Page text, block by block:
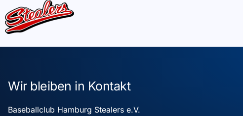
Wir bleiben in Kontakt
Baseballclub Hamburg Stealers e.V.